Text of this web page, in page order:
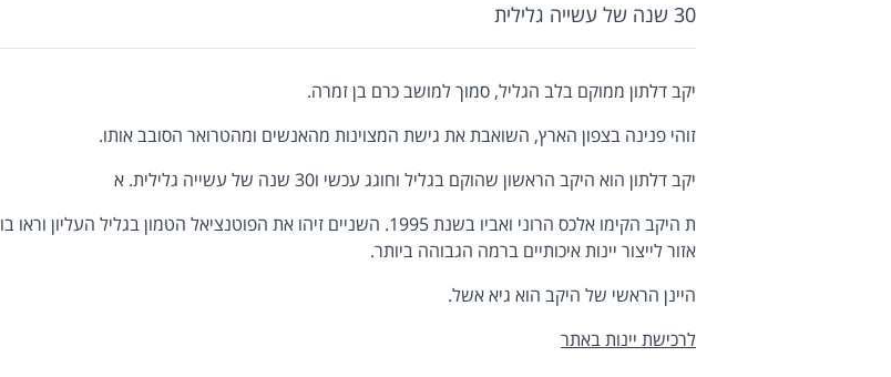
30 שנה של עשייה גלילית
יקב דלתון ממוקם בלב הגליל, סמוך למושב כרם בן זמרה.
זוהי פנינה בצפון הארץ, השואבת את גישת המצוינות מהאנשים ומהטרואר הסובב אותו.
יקב דלתון הוא היקב הראשון שהוקם בגליל וחוגג עכשי ו30 שנה של עשייה גלילית. א
ת היקב הקימו אלכס הרוני ואביו בשנת 1995. השניים זיהו את הפוטנציאל הטמון בגליל העליון וראו בו
אזור לייצור יינות איכותיים ברמה הגבוהה ביותר.
היינן הראשי של היקב הוא גיא אשל.
לרכישת יינות באתר